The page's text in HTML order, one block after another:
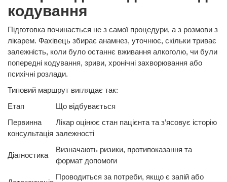
кодування
Підготовка починається не з самої процедури, а з розмови з
лікарем. Фахівець збирає анамнез, уточнює, скільки триває
залежність, коли було останнє вживання алкоголю, чи були
попередні кодування, зриви, хронічні захворювання або
психічні розлади.
Типовий маршрут виглядає так:
Етап
Що відбувається
Первинна
консультація
Лікар оцінює стан пацієнта та з’ясовує історію
залежності
Діагностика
Визначають ризики, протипоказання та
формат допомоги
Проводиться за потреби, якщо є запій або